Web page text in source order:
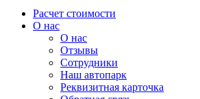
Расчет стоимости
О нас
О нас
Отзывы
Сотрудники
Наш автопарк
Реквизитная карточка